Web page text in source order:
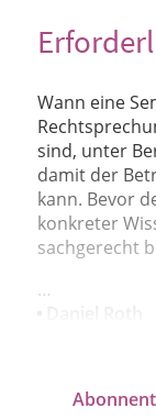
Wann eine
sind, unter
damit der
kann. Bevor
konkreter
sachgerecht
…